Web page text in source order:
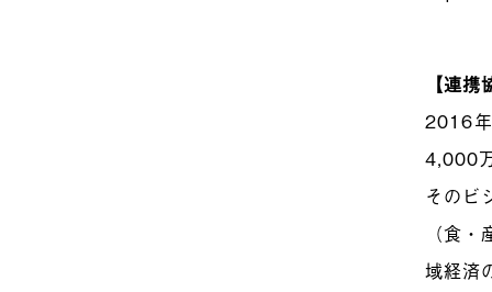
【連
2016
4,000
そのビ
（食
域経済